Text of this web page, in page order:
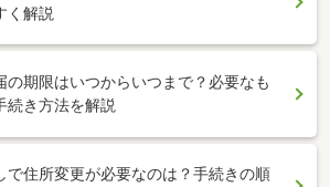
く解説
の期限はいつからいつまで？必要なも
続き方法を解説
で住所変更が必要なのは？手続きの順